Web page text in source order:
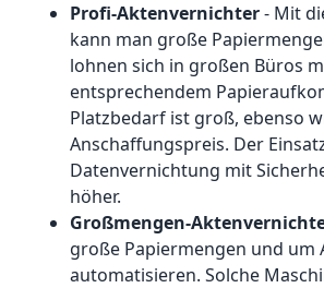
Profi-Aktenvernichter- Mit
kann man große
lohnen sich in großen Büros
entsprechendem
Platzbedarf ist groß, ebenso
Anschaffungspreis. Der
Datenvernichtung mit
höher.
Großmengen-
große Papiermengen und um
automatisieren. Solche